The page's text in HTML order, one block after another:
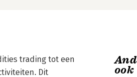
trading tot een
Dit
ook